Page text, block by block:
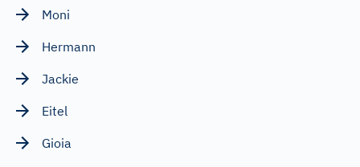
Moni
Hermann
Jackie
Eitel
Gioia